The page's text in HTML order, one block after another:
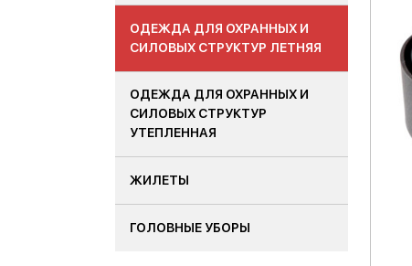
ОДЕЖДА ДЛЯ ОХРАННЫХ И
СИЛОВЫХ СТРУКТУР ЛЕТНЯЯ
ОДЕЖДА ДЛЯ ОХРАННЫХ И
СИЛОВЫХ СТРУКТУР
УТЕПЛЕННАЯ
ЖИЛЕТЫ
ГОЛОВНЫЕ УБОРЫ